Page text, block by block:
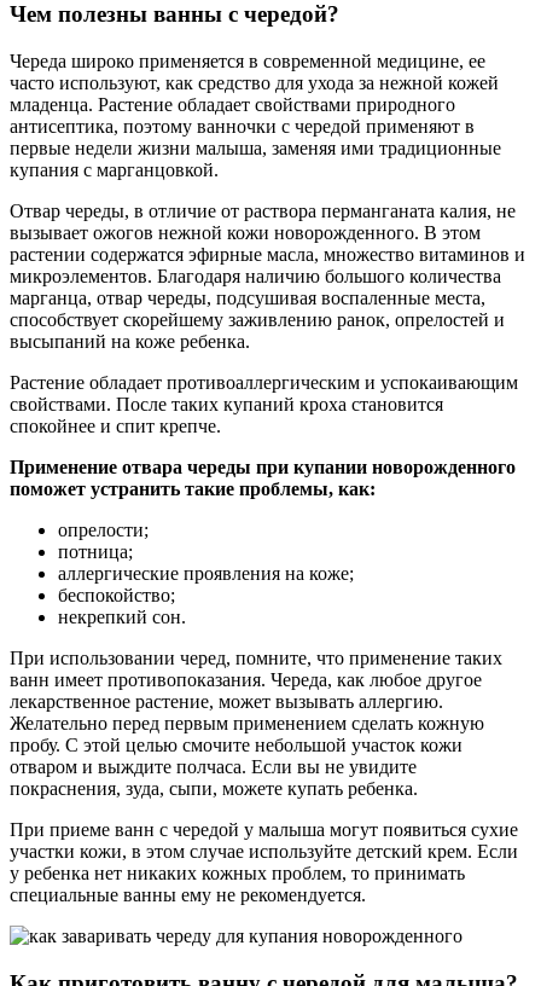
Чем полезны ванны с чередой?
Череда широко применяется в современной медицине, ее
часто используют, как средство для ухода за нежной кожей
младенца. Растение обладает свойствами природного
антисептика, поэтому ванночки с чередой применяют в
первые недели жизни малыша, заменяя ими традиционные
купания с марганцовкой.
Отвар череды, в отличие от раствора перманганата калия, не
вызывает ожогов нежной кожи новорожденного. В этом
растении содержатся эфирные масла, множество витаминов и
микроэлементов. Благодаря наличию большого количества
марганца, отвар череды, подсушивая воспаленные места,
способствует скорейшему заживлению ранок, опрелостей и
высыпаний на коже ребенка.
Растение обладает противоаллергическим и успокаивающим
свойствами. После таких купаний кроха становится
спокойнее и спит крепче.
Применение отвара череды при купании новорожденного
поможет устранить такие проблемы, как:
опрелости;
потница;
аллергические проявления на коже;
беспокойство;
некрепкий сон.
При использовании черед, помните, что применение таких
ванн имеет противопоказания. Череда, как любое другое
лекарственное растение, может вызывать аллергию.
Желательно перед первым применением сделать кожную
пробу. С этой целью смочите небольшой участок кожи
отваром и выждите полчаса. Если вы не увидите
покраснения, зуда, сыпи, можете купать ребенка.
При приеме ванн с чередой у малыша могут появиться сухие
участки кожи, в этом случае используйте детский крем. Если
у ребенка нет никаких кожных проблем, то принимать
специальные ванны ему не рекомендуется.